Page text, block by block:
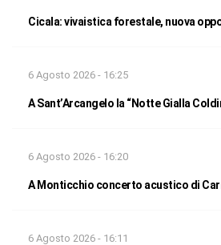
Cicala: vivaistica forestale, nuova
6 Agosto 2026 - 16:25
A Sant’Arcangelo la “Notte Gialla
6 Agosto 2026 - 16:20
A Monticchio concerto acustico di
6 Agosto 2026 - 16:11